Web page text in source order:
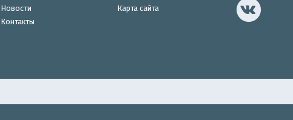
Новости
Контакты
Карта сайта